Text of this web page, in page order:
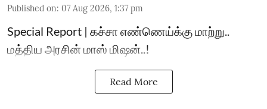
Published on: 07 Aug 2026, 1:37 pm
Special Report | கச்சா எண்ணெய்க்கு மாற்று..
மத்திய அரசின் மாஸ் மிஷன்..!
Read More